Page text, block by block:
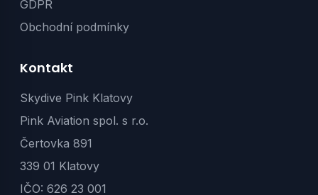
GDPR
Obchodní podmínky
Kontakt
Skydive Pink Klatovy
Pink Aviation spol. s r.o.
Čertovka 891
339 01 Klatovy
IČO: 626 23 001